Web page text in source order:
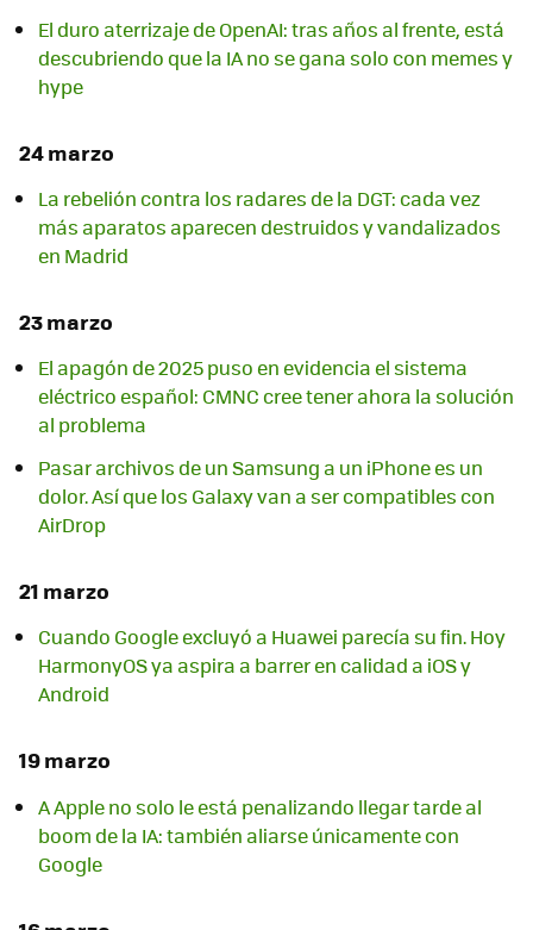
El duro aterrizaje de OpenAI: tras años al frente, está
descubriendo que la IA no se gana solo con memes y
hype
24 marzo
La rebelión contra los radares de la DGT: cada vez
más aparatos aparecen destruidos y vandalizados
en Madrid
23 marzo
El apagón de 2025 puso en evidencia el sistema
eléctrico español: CMNC cree tener ahora la solución
al problema
Pasar archivos de un Samsung a un iPhone es un
dolor. Así que los Galaxy van a ser compatibles con
AirDrop
21 marzo
Cuando Google excluyó a Huawei parecía su fin. Hoy
HarmonyOS ya aspira a barrer en calidad a iOS y
Android
19 marzo
A Apple no solo le está penalizando llegar tarde al
boom de la IA: también aliarse únicamente con
Google